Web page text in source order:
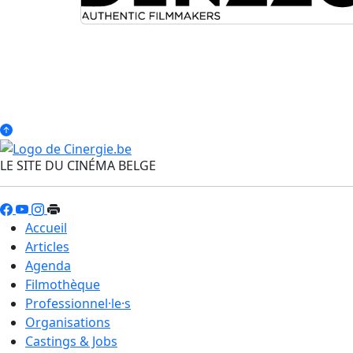
LE SITE DU CINÉMA BELGE
Accueil
Articles
Agenda
Filmothèque
Professionnel·le·s
Organisations
Castings & Jobs